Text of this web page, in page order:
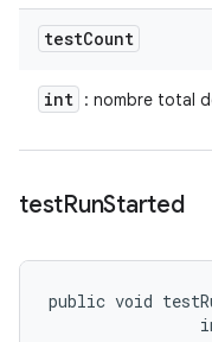
testCount
int : nombre total
testRunStarted
public void